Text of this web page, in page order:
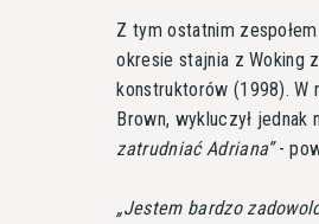
Z tym ostatnim
okresie stajnia z Woking
konstruktorów (1998). W
Brown, wykluczył
zatrudniać Adriana -
Jestem bardzo